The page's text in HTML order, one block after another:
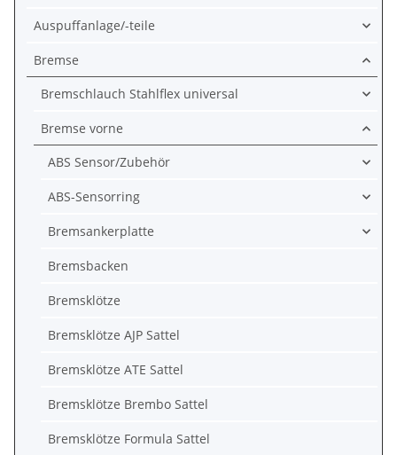
Auspuffanlage/-teile
Bremse
Bremschlauch Stahlflex universal
Bremse vorne
ABS Sensor/Zubehör
ABS-Sensorring
Bremsankerplatte
Bremsbacken
Bremsklötze
Bremsklötze AJP Sattel
Bremsklötze ATE Sattel
Bremsklötze Brembo Sattel
Bremsklötze Formula Sattel